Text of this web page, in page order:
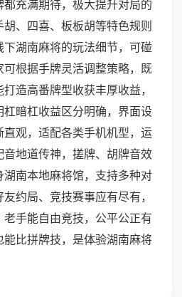
充满期待，极大提升对局的
、四喜、板板胡等特色规则
湖南麻将的玩法细节，可碰
根据手牌灵活调整策略，既
造高番牌型收获丰厚收益，
暗杠收益区分明确，界面设
观，适配各类手机机型，运
地道传神，搓牌、胡牌音效
南本地麻将馆，支持多种对
约局、竞技赛事应有尽有，
手能自由竞技，公平公正有
比拼牌技，是体验湖南麻将